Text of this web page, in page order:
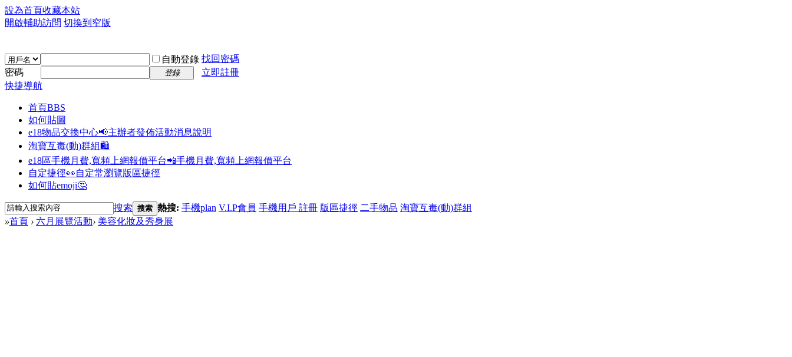
設為首頁收藏本站
開啟輔助訪問 切換到窄版
自動登錄 找回密碼
密碼
登錄
立即註冊
快捷導航
首頁BBS
如何貼圖
e18物品交換中心📢主辦者發佈活動消息說明
淘寶互毒(動)群組🛍️
e18區手機月費,寬頻上網報價平台📲手機月費,寬頻上網報價平台
自定捷徑👀自定常瀏覽版區捷徑
如何貼emoji🤔
搜索 搜索 熱搜: 手機plan V.I.P會員 手機用戶 註冊 版區捷徑 二手物品 淘寶互毒(動)群組
»首頁 › 六月展覽活動› 美容化妝及秀身展